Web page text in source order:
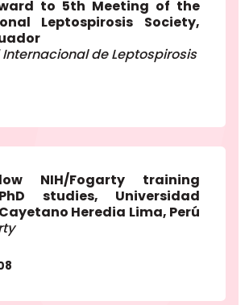
to 5th Meeting of the
Leptospirosis Society,
de Leptospirosis
NIH/Fogarty training
studies, Universidad
Heredia Lima, Perú